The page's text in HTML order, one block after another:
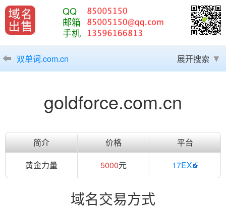
QQ
邮箱
手机
双单词.com.cn 展开搜索
goldforce.com.cn
简介 价格
平台
黄金力量
5000元 17EX
域名交易方式